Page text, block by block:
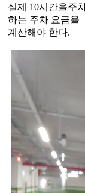
실제 10시간을주
하는 주차 요금을
계산해야 한다.